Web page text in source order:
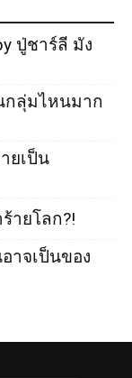
ปู่ชาร์ลี มัง
กลุ่มไหนมาก
ยเป็น
ายโลก?!
าจเป็นของ